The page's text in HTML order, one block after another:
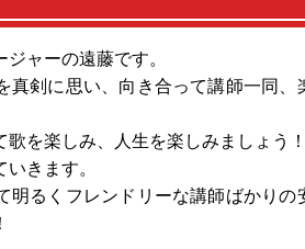
ャーの遠藤です。
真剣に思い、向き合って講師一同
を楽しみ、人生を楽しみましょう！
きます。
明るくフレンドリーな講師ばかり